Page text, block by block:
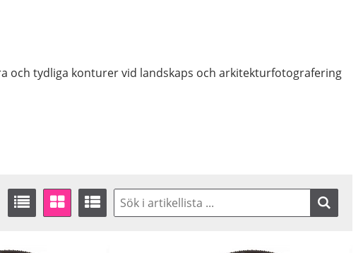
och tydliga konturer vid landskaps och arkitekturfotografering